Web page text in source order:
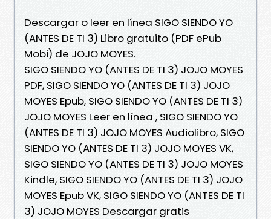
Descargar o leer en línea SIGO SIENDO YO
(ANTES DE TI 3) Libro gratuito (PDF ePub
Mobi) de JOJO MOYES.
SIGO SIENDO YO (ANTES DE TI 3) JOJO MOYES
PDF, SIGO SIENDO YO (ANTES DE TI 3) JOJO
MOYES Epub, SIGO SIENDO YO (ANTES DE TI 3)
JOJO MOYES Leer en línea , SIGO SIENDO YO
(ANTES DE TI 3) JOJO MOYES Audiolibro, SIGO
SIENDO YO (ANTES DE TI 3) JOJO MOYES VK,
SIGO SIENDO YO (ANTES DE TI 3) JOJO MOYES
Kindle, SIGO SIENDO YO (ANTES DE TI 3) JOJO
MOYES Epub VK, SIGO SIENDO YO (ANTES DE TI
3) JOJO MOYES Descargar gratis